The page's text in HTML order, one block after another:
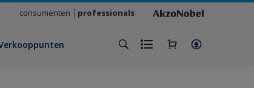
consumenten professionals